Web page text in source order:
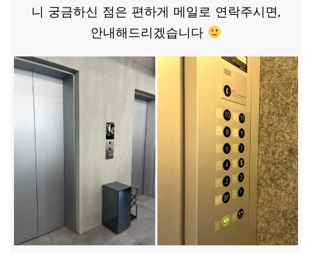
니 궁금하신 점은 편하게 메일로 연락주시면,
안내해드리겠습니다